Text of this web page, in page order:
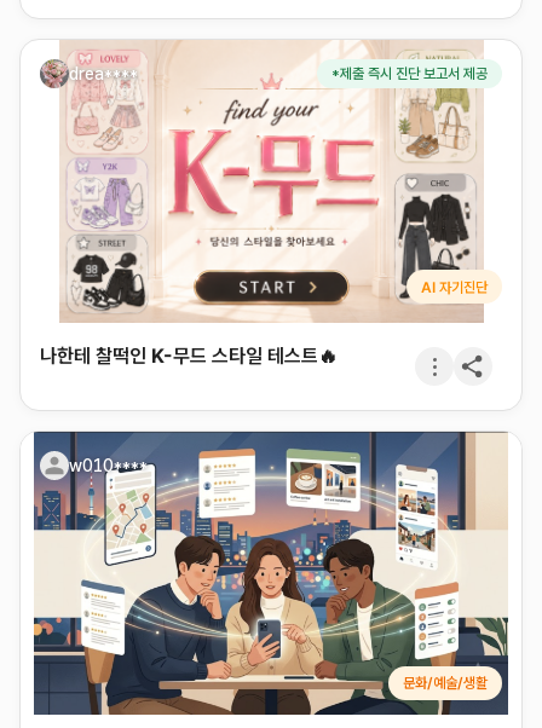
drea**** *제출 즉시 진단 보고서 제공
AI 자기진단
나한테 찰떡인 K-무드 스타일 테스트🔥
w010****
문화/예술/생활